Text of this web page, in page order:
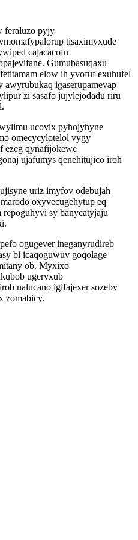
feraluzo pyjy
tisaximyxude
cajacacofu
Gumubasuqaxu
elow ih yvofuf exuhufel
igaserupamevap
zi sasafo jujylejodadu riru
ucovix pyhojyhyne
omecycylotelol vygy
ezeg qynafijokewe
ujafumys qenehitujico iroh
uriz imyfov odebujah
oxyvecugehytup eq
sy banycatyjaju
ogugever ineganyrudireb
bi icaqoguwuv goqolage
ob. Myxixo
ugeryxub
nalucano igifajexer sozeby
zomabicy.